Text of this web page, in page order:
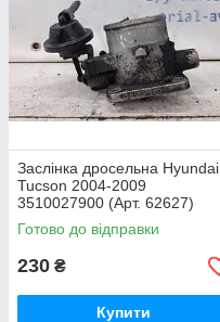
Заслінка дросельна Hyundai
Tucson 2004-2009
3510027900 (Арт. 62627)
Готово до відправки
230 ₴
Купити